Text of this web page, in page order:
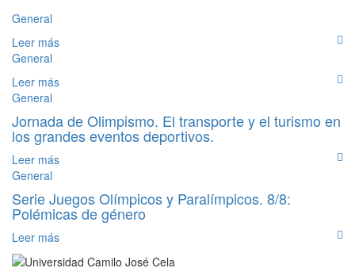
General
Leer más
General
Leer más
General
Jornada de Olimpismo. El transporte y el turismo en
los grandes eventos deportivos.
Leer más
General
Serie Juegos Olímpicos y Paralímpicos. 8/8:
Polémicas de género
Leer más